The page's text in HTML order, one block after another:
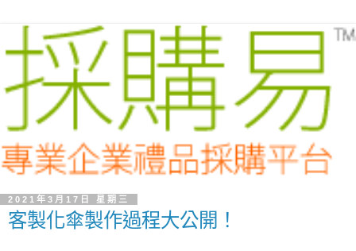
2021年3月17日 星期三
客製化傘製作過程大公開！